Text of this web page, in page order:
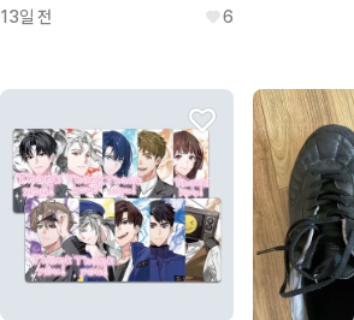
13일 전 6